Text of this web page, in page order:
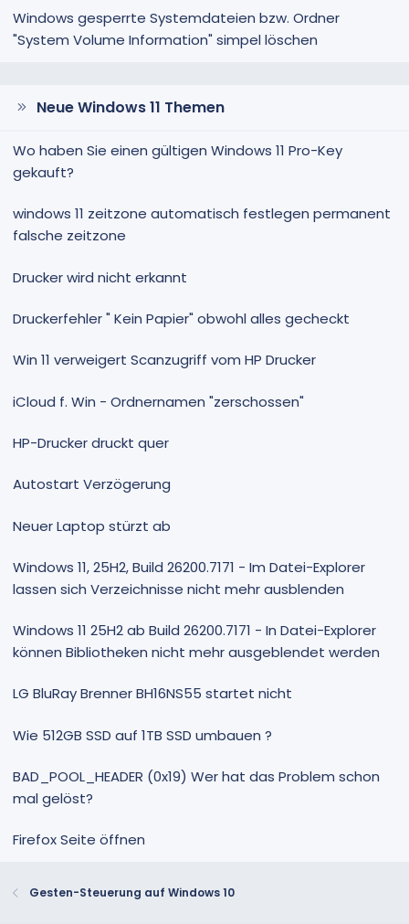
Windows gesperrte Systemdateien bzw. Ordner
"System Volume Information" simpel löschen
Neue Windows 11 Themen
Wo haben Sie einen gültigen Windows 11 Pro-Key
gekauft?
windows 11 zeitzone automatisch festlegen permanent
falsche zeitzone
Drucker wird nicht erkannt
Druckerfehler " Kein Papier" obwohl alles gecheckt
Win 11 verweigert Scanzugriff vom HP Drucker
iCloud f. Win - Ordnernamen "zerschossen"
HP-Drucker druckt quer
Autostart Verzögerung
Neuer Laptop stürzt ab
Windows 11, 25H2, Build 26200.7171 - Im Datei-Explorer
lassen sich Verzeichnisse nicht mehr ausblenden
Windows 11 25H2 ab Build 26200.7171 - In Datei-Explorer
können Bibliotheken nicht mehr ausgeblendet werden
LG BluRay Brenner BH16NS55 startet nicht
Wie 512GB SSD auf 1TB SSD umbauen ?
BAD_POOL_HEADER (0x19) Wer hat das Problem schon
mal gelöst?
Firefox Seite öffnen
Gesten-Steuerung auf Windows 10